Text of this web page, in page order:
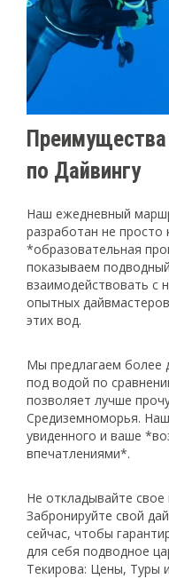
по Дайвингу
Наш ежедневный
разработан не просто
*образовательная
показываем
взаимодействовать с
опытных
этих вод.
Мы предлагаем более
под водой по
позволяет лучше
Средиземноморья.
увиденного и ваше
впечатлениями*.
Не откладывайте
Забронируйте свой
сейчас, чтобы
для себя подводное
Текирова: Цены, Туры